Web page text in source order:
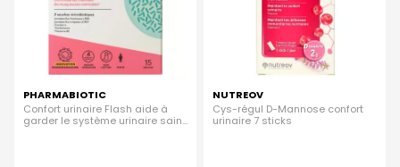
PHARMABIOTIC
Confort urinaire Flash aide à
garder le système urinaire sain
NUTREOV
Cys-régul D-Mannose confort
urinaire 7 sticks